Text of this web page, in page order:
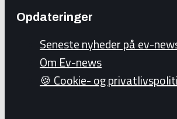
Opdateringer
Seneste nyheder på ev-
Om Ev-news
🍪 Cookie- og